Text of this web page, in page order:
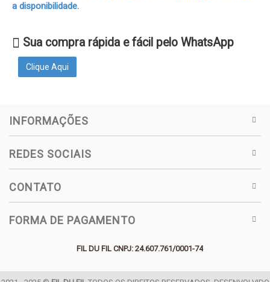
a disponibilidade.
Sua compra rápida e fácil pelo WhatsApp
Clique Aqui
INFORMAÇÕES
REDES SOCIAIS
CONTATO
FORMA DE PAGAMENTO
FIL DU FIL CNPJ: 24.607.761/0001-74